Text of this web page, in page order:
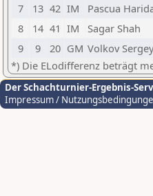
7
13 42 IM Pascua
8
14 41 IM Sagar Shah
9
9 20 GM Volkov Sergey
*) Die ELodifferenz beträgt
Der Schachturnier-Ergebnis-
Impressum /